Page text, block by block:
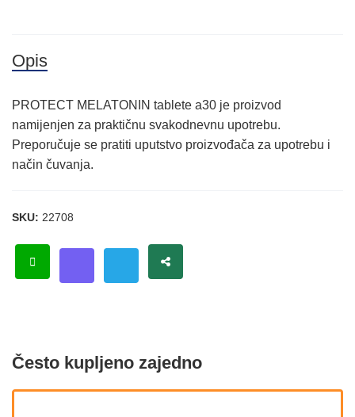
Opis
PROTECT MELATONIN tablete a30 je proizvod
namijenjen za praktičnu svakodnevnu upotrebu.
Preporučuje se pratiti uputstvo proizvođača za upotrebu i
način čuvanja.
SKU: 22708
Često kupljeno zajedno